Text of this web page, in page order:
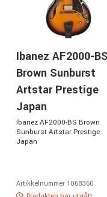
Ibanez AF2000-BS
Brown Sunburst
Artstar Prestige
Japan
Ibanez AF2000-BS Brown
Sunburst Artstar Prestige
Japan
Artikkelnummer 1068360